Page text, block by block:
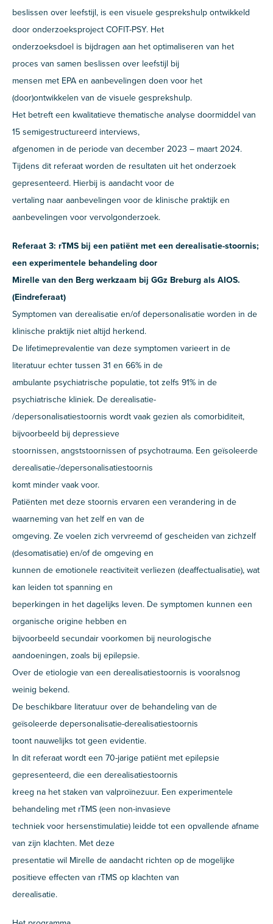
beslissen over leefstijl, is een visuele gesprekshulp ontwikkeld
door onderzoeksproject COFIT-PSY. Het
onderzoeksdoel is bijdragen aan het optimaliseren van het
proces van samen beslissen over leefstijl bij
mensen met EPA en aanbevelingen doen voor het
(door)ontwikkelen van de visuele gesprekshulp.
Het betreft een kwalitatieve thematische analyse doormiddel van
15 semigestructureerd interviews,
afgenomen in de periode van december 2023 – maart 2024.
Tijdens dit referaat worden de resultaten uit het onderzoek
gepresenteerd. Hierbij is aandacht voor de
vertaling naar aanbevelingen voor de klinische praktijk en
aanbevelingen voor vervolgonderzoek.
Referaat 3: rTMS bij een patiënt met een derealisatie-stoornis;
een experimentele behandeling door
Mirelle van den Berg werkzaam bij GGz Breburg als AIOS.
(Eindreferaat)
Symptomen van derealisatie en/of depersonalisatie worden in de
klinische praktijk niet altijd herkend.
De lifetimeprevalentie van deze symptomen varieert in de
literatuur echter tussen 31 en 66% in de
ambulante psychiatrische populatie, tot zelfs 91% in de
psychiatrische kliniek. De derealisatie-
/depersonalisatiestoornis wordt vaak gezien als comorbiditeit,
bijvoorbeeld bij depressieve
stoornissen, angststoornissen of psychotrauma. Een geïsoleerde
derealisatie-/depersonalisatiestoornis
komt minder vaak voor.
Patiënten met deze stoornis ervaren een verandering in de
waarneming van het zelf en van de
omgeving. Ze voelen zich vervreemd of gescheiden van zichzelf
(desomatisatie) en/of de omgeving en
kunnen de emotionele reactiviteit verliezen (deaffectualisatie), wat
kan leiden tot spanning en
beperkingen in het dagelijks leven. De symptomen kunnen een
organische origine hebben en
bijvoorbeeld secundair voorkomen bij neurologische
aandoeningen, zoals bij epilepsie.
Over de etiologie van een derealisatiestoornis is vooralsnog
weinig bekend.
De beschikbare literatuur over de behandeling van de
geïsoleerde depersonalisatie-derealisatiestoornis
toont nauwelijks tot geen evidentie.
In dit referaat wordt een 70-jarige patiënt met epilepsie
gepresenteerd, die een derealisatiestoornis
kreeg na het staken van valproïnezuur. Een experimentele
behandeling met rTMS (een non-invasieve
techniek voor hersenstimulatie) leidde tot een opvallende afname
van zijn klachten. Met deze
presentatie wil Mirelle de aandacht richten op de mogelijke
positieve effecten van rTMS op klachten van
derealisatie.